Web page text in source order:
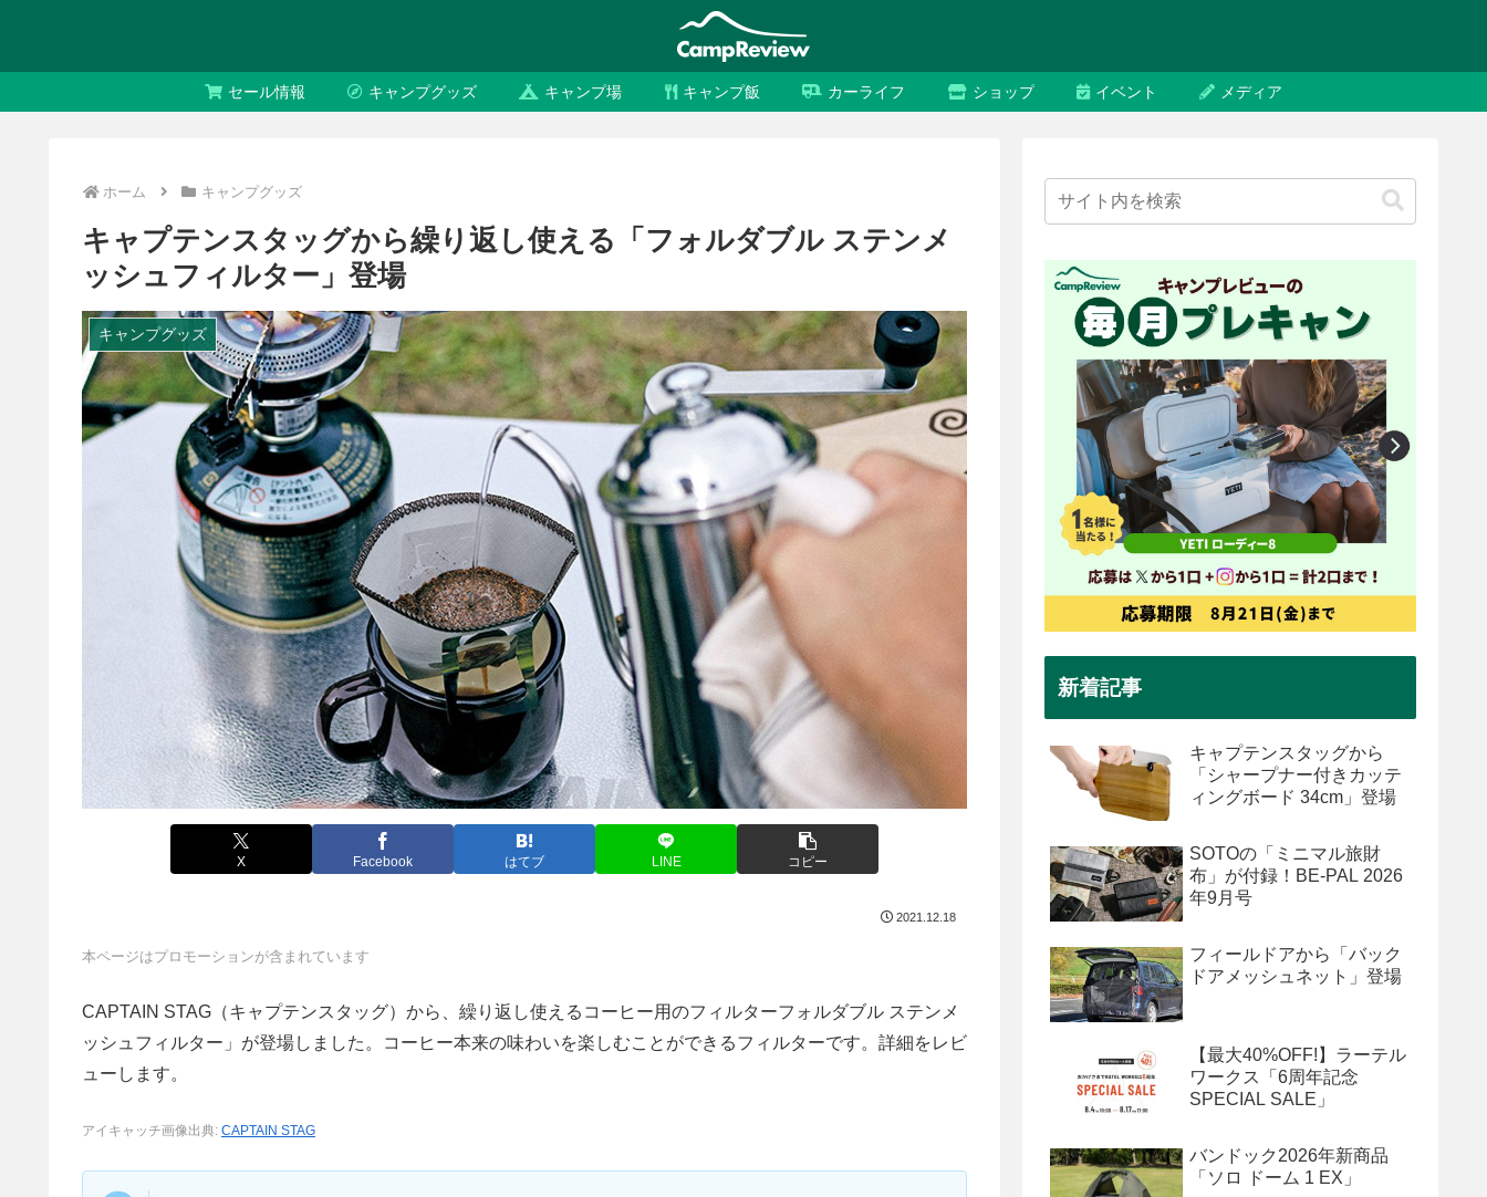
セール情報 キャンプグッズ キャンプ場 キャンプ飯 カーライフ ショップ イベント メディア
ホーム キャンプグッズ
キャプテンスタッグから繰り返し使える「フォルダブル ステンメ
ッシュフィルター」登場
キャンプグッズ
X Facebook はてブ LINE コピー
2021.12.18
本ページはプロモーションが含まれています
CAPTAIN STAG（キャプテンスタッグ）から、繰り返し使えるコーヒー用のフィルターフォルダブル ステンメ
ッシュフィルター」が登場しました。コーヒー本来の味わいを楽しむことができるフィルターです。詳細をレビ
ューします。
アイキャッチ画像出典: CAPTAIN STAG
新着記事
キャプテンスタッグから
「シャープナー付きカッテ
ィングボード 34cm」登場
SOTOの「ミニマル旅財
布」が付録！BE-PAL 2026
年9月号
フィールドアから「バック
ドアメッシュネット」登場
【最大40%OFF!】ラーテル
ワークス「6周年記念
SPECIAL SALE」
バンドック2026年新商品
「ソロ ドーム 1 EX」